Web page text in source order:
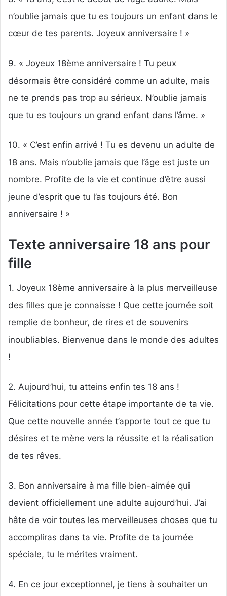
n’oublie jamais que tu es toujours un enfant dans le
cœur de tes parents. Joyeux anniversaire ! »
9. « Joyeux 18ème anniversaire ! Tu peux
désormais être considéré comme un adulte, mais
ne te prends pas trop au sérieux. N’oublie jamais
que tu es toujours un grand enfant dans l’âme. »
10. « C’est enfin arrivé ! Tu es devenu un adulte de
18 ans. Mais n’oublie jamais que l’âge est juste un
nombre. Profite de la vie et continue d’être aussi
jeune d’esprit que tu l’as toujours été. Bon
anniversaire ! »
Texte anniversaire 18 ans pour
fille
1. Joyeux 18ème anniversaire à la plus merveilleuse
des filles que je connaisse ! Que cette journée soit
remplie de bonheur, de rires et de souvenirs
inoubliables. Bienvenue dans le monde des adultes
!
2. Aujourd’hui, tu atteins enfin tes 18 ans !
Félicitations pour cette étape importante de ta vie.
Que cette nouvelle année t’apporte tout ce que tu
désires et te mène vers la réussite et la réalisation
de tes rêves.
3. Bon anniversaire à ma fille bien-aimée qui
devient officiellement une adulte aujourd’hui. J’ai
hâte de voir toutes les merveilleuses choses que tu
accompliras dans ta vie. Profite de ta journée
spéciale, tu le mérites vraiment.
4. En ce jour exceptionnel, je tiens à souhaiter un